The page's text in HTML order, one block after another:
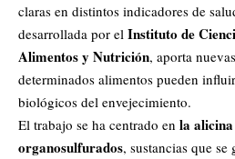
claras en distintos indicadores de
desarrollada por el Instituto de
Alimentos y Nutrición, aporta
determinados alimentos pueden
biológicos del envejecimiento.
El trabajo se ha centrado en la
organosulfurados, sustancias que